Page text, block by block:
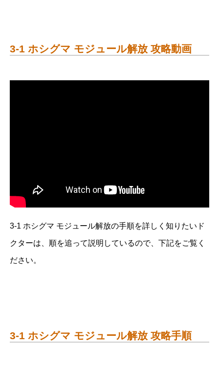
3-1 ホシグマ モジュール解放 攻略動画
3-1 ホシグマ モジュール解放の手順を詳しく知りたいド
クターは、順を追って説明しているので、下記をご覧く
ださい。
3-1 ホシグマ モジュール解放 攻略手順